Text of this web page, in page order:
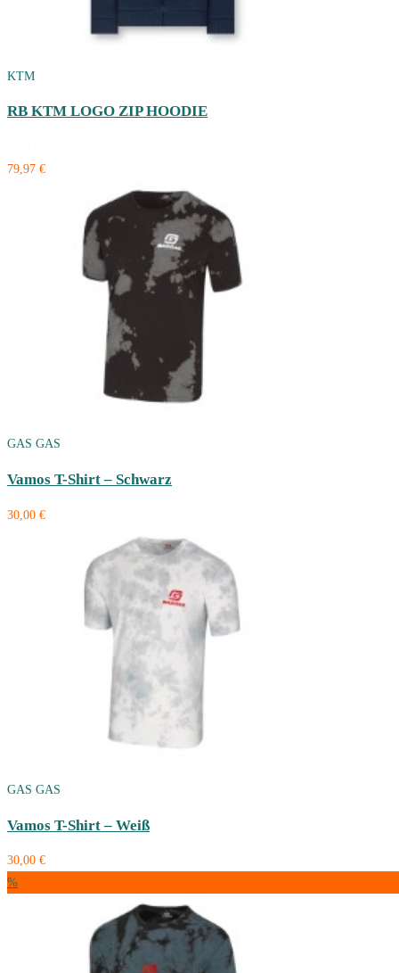
KTM
RB KTM LOGO ZIP HOODIE
79,97 €
GAS GAS
Vamos T-Shirt – Schwarz
30,00 €
GAS GAS
Vamos T-Shirt – Weiß
30,00 €
%